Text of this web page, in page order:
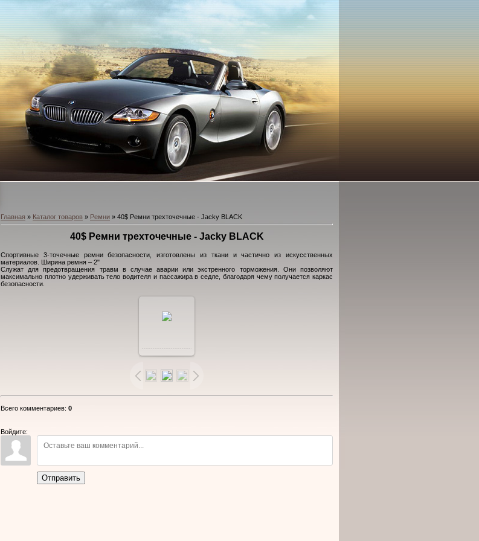
Главная » Каталог товаров » Ремни » 40$ Ремни трехточечные - Jacky BLACK
40$ Ремни трехточечные - Jacky BLACK
Спортивные 3-точечные ремни безопасности, изготовлены из ткани и частично из искусственных
материалов. Ширина ремня – 2"
Служат для предотвращения травм в случае аварии или экстренного торможения. Они позволяют
максимально плотно удерживать тело водителя и пассажира в седле, благодаря чему получается каркас
безопасности.
размере
Всего комментариев: 0
Войдите:
Отправить